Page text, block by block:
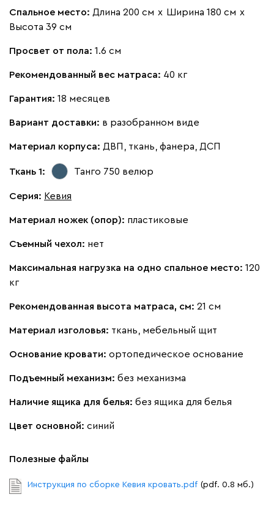
Мола
Ланза
Кларинс
100 690 695 792
Букле 3500
Спальное место: Длина 200 см х Ширина 180 см х
Высота 39 см
Просвет от пола: 1.6 см
Рекомендованный вес матраса: 40 кг
Гарантия: 18 месяцев
Вариант доставки: в разобранном виде
Материал корпуса: ДВП, ткань, фанера, ДСП
Ткань 1: Танго 750 велюр
Серия: Кевия
Материал ножек (опор): пластиковые
Съемный чехол: нет
Максимальная нагрузка на одно спальное место: 120
кг
Рекомендованная высота матраса, см: 21 см
Материал изголовья: ткань, мебельный щит
Основание кровати: ортопедическое основание
Подъемный механизм: без механизма
Наличие ящика для белья: без ящика для белья
Цвет основной: синий
Полезные файлы
Инструкция по сборке Кевия кровать.pdf (pdf. 0.8 мб.)